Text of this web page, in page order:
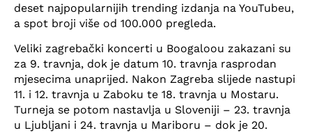
deset najpopularnijih trending izdanja na YouTubeu,
a spot broji više od 100.000 pregleda.
Veliki zagrebački koncerti u Boogaloou zakazani su
za 9. travnja, dok je datum 10. travnja rasprodan
mjesecima unaprijed. Nakon Zagreba slijede nastupi
11. i 12. travnja u Zaboku te 18. travnja u Mostaru.
Turneja se potom nastavlja u Sloveniji – 23. travnja
u Ljubljani i 24. travnja u Mariboru – dok je 20.